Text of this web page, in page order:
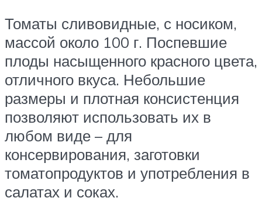
Томаты сливовидные, с носиком,
массой около 100 г. Поспевшие
плоды насыщенного красного цвета,
отличного вкуса. Небольшие
размеры и плотная консистенция
позволяют использовать их в
любом виде – для
консервирования, заготовки
томатопродуктов и употребления в
салатах и соках.